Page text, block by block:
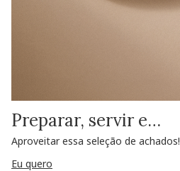
Preparar, servir e…
Aproveitar essa seleção de achados!
Eu quero